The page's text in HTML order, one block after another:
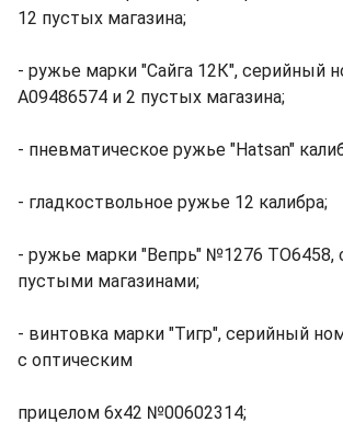
12 пустых магазина;
- ружье марки "Сайга 12К", серийный
А09486574 и 2 пустых магазина;
- пневматическое ружье "Hatsan"
- гладкоствольное ружье 12 калибра;
- ружье марки "Вепрь" №1276 ТО6458,
пустыми магазинами;
- винтовка марки "Тигр", серийный
с оптическим
прицелом 6х42 №00602314;